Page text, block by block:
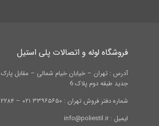
فروشگاه لوله و اتصالات پلی استیل
آدرس : تهران – خیابان خیام شمالی – مقابل پارک
جدید طبقه دوم پلاک 6
شماره دفتر فروش تهران : ۳۳۹۶۵۶۵۰ ۰۲۱ – ۳۳۹۹۲۲۸۴ ۰۲۱
ایمیل : info@poliestil.ir